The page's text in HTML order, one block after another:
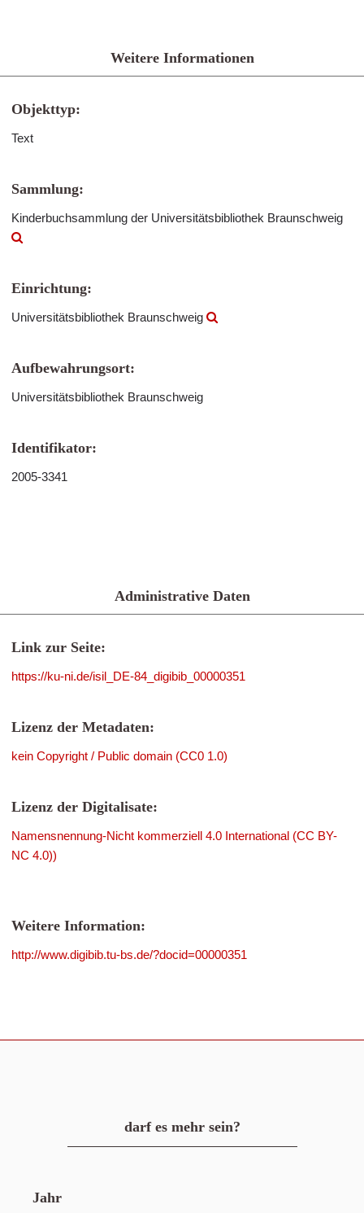
Weitere Informationen
Objekttyp:
Text
Sammlung:
Kinderbuchsammlung der Universitätsbibliothek Braunschweig
Einrichtung:
Universitätsbibliothek Braunschweig
Aufbewahrungsort:
Universitätsbibliothek Braunschweig
Identifikator:
2005-3341
Administrative Daten
Link zur Seite:
https://ku-ni.de/isil_DE-84_digibib_00000351
Lizenz der Metadaten:
kein Copyright / Public domain (CC0 1.0)
Lizenz der Digitalisate:
Namensnennung-Nicht kommerziell 4.0 International (CC BY-
NC 4.0))
Weitere Information:
http://www.digibib.tu-bs.de/?docid=00000351
darf es mehr sein?
Jahr